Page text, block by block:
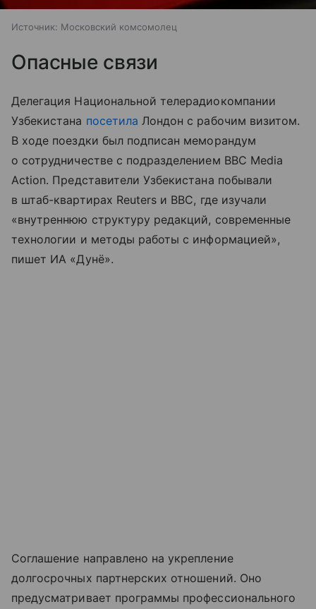
Источник: Московский комсомолец
Опасные связи
Делегация Национальной телерадиокомпании
Узбекистана посетила Лондон с рабочим визитом.
В ходе поездки был подписан меморандум
о сотрудничестве с подразделением BBC Media
Action. Представители Узбекистана побывали
в штаб-квартирах Reuters и BBC, где изучали
«внутреннюю структуру редакций, современные
технологии и методы работы с информацией»,
пишет ИА «Дунё».
Соглашение направлено на укрепление
долгосрочных партнерских отношений. Оно
предусматривает программы профессионального